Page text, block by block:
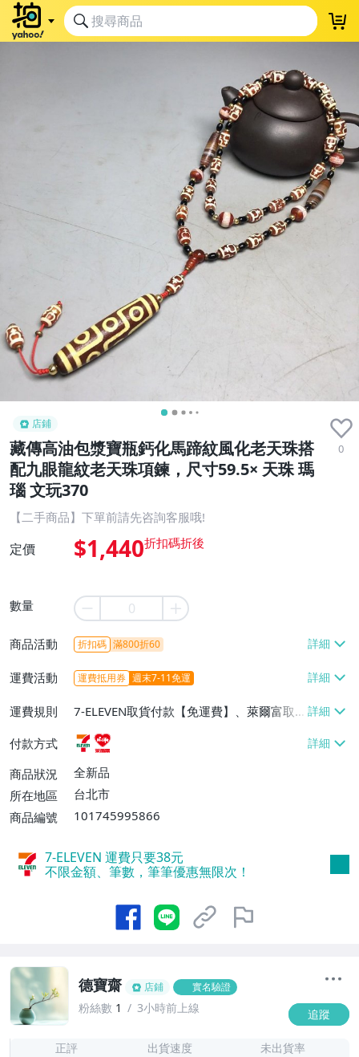
店鋪
藏傳高油包漿寶瓶鈣化馬蹄紋風化老天珠搭
配九眼龍紋老天珠項鍊，尺寸59.5× 天珠 瑪
瑙 文玩370
0
【二手商品】下單前請先咨詢客服哦!
定價 $1,440
數量
商品活動 折扣碼 滿800折60
運費活動 運費抵用券 週末7-11免運
運費規則
7-ELEVEN取貨付款【免運費】、萊爾富取
貨付款【免運費】
付款方式
商品狀況
全新品
所在地區
台北市
商品編號
101745995866
7-ELEVEN 運費只要38元
不限金額、筆數，筆筆優惠無限次！
德寶齋 店鋪 實名驗證
粉絲數 1 3小時前上線 追蹤
正評 出貨速度 未出貨率